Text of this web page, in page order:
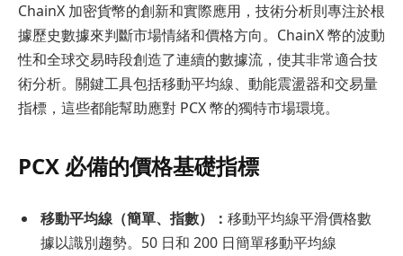
ChainX 加密貨幣的創新和實際應用，技術分析則專注於根
據歷史數據來判斷市場情緒和價格方向。ChainX 幣的波動
性和全球交易時段創造了連續的數據流，使其非常適合技
術分析。關鍵工具包括移動平均線、動能震盪器和交易量
指標，這些都能幫助應對 PCX 幣的獨特市場環境。
PCX 必備的價格基礎指標
移動平均線（簡單、指數）： 移動平均線平滑價格數
據以識別趨勢。50 日和 200 日簡單移動平均線